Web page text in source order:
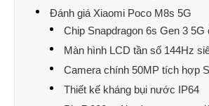
Huệ Hoàng Thị
KHOA DANG 087759xxxx
KHOA DANG 087759xxxx
Đánh giá Xiaomi Poco M8s 5G
Chip Snapdragon 6s Gen 3 5G
Màn hình LCD tần số 144Hz
Camera chính 50MP tích hợp
Thiết kế kháng bụi nước IP64